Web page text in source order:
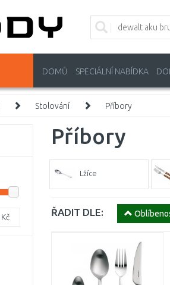
DOMŮ SPECIÁLNÍ NABÍDKA
Stolování Příbory
Příbory
Lžíce
ŘADIT DLE:
Kč